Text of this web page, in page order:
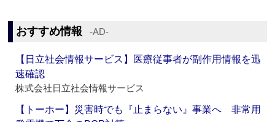
おすすめ情報 ‐AD‐
【日立社会情報サービス】医療従事者が副作用情報を迅
速確認
株式会社日立社会情報サービス
【トーホー】災害時でも『止まらない』事業へ 非常用